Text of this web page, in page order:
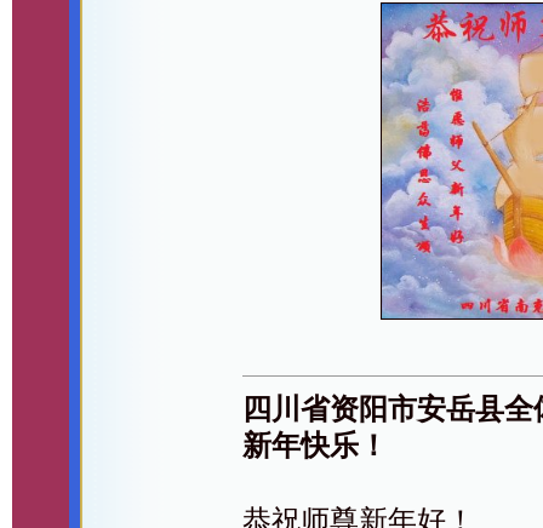
四川省资阳市安岳县
新年快乐！
恭祝师尊新年好！